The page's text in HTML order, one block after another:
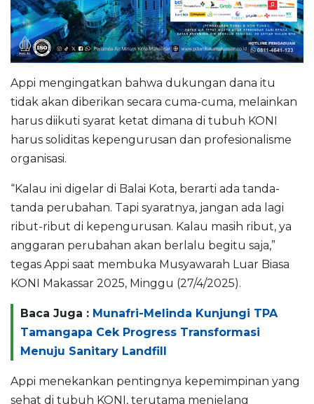
Appi mengingatkan bahwa dukungan dana itu
tidak akan diberikan secara cuma-cuma, melainkan
harus diikuti syarat ketat dimana di tubuh KONI
harus soliditas kepengurusan dan profesionalisme
organisasi.
“Kalau ini digelar di Balai Kota, berarti ada tanda-
tanda perubahan. Tapi syaratnya, jangan ada lagi
ribut-ribut di kepengurusan. Kalau masih ribut, ya
anggaran perubahan akan berlalu begitu saja,”
tegas Appi saat membuka Musyawarah Luar Biasa
KONI Makassar 2025, Minggu (27/4/2025).
Baca Juga : Munafri-Melinda Kunjungi TPA
Tamangapa Cek Progress Transformasi
Menuju Sanitary Landfill
Appi menekankan pentingnya kepemimpinan yang
sehat di tubuh KONI, terutama menjelang